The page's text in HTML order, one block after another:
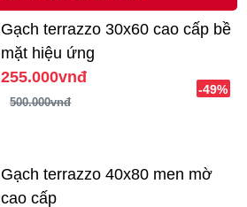
Gạch terrazzo 30x60 cao cấp bề
mặt hiệu ứng
255.000vnđ
500.000vnđ
-49%
Gạch terrazzo 40x80 men mờ
cao cấp